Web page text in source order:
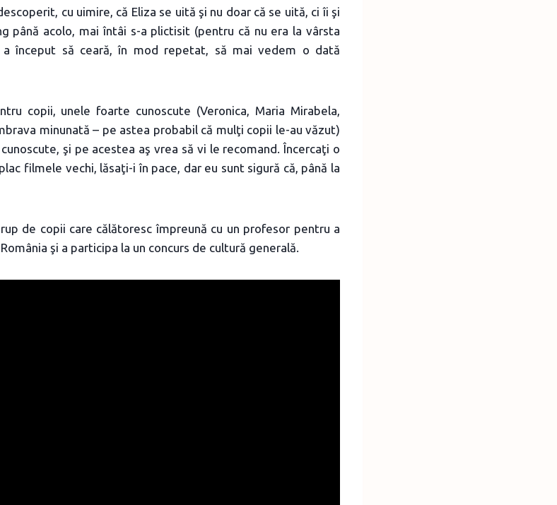
cu uimire, că Eliza se uită şi nu doar că se uită, ci îi şi
până acolo, mai întâi s-a plictisit (pentru că nu era la vârsta
început să ceară, în mod repetat, să mai vedem o dată
copii, unele foarte cunoscute (Veronica, Maria Mirabela,
minunată – pe astea probabil că mulţi copii le-au văzut)
şi pe acestea aş vrea să vi le recomand. Încercaţi o
filmele vechi, lăsaţi-i în pace, dar eu sunt sigură că, până la
de copii care călătoresc împreună cu un profesor pentru a
şi a participa la un concurs de cultură generală.